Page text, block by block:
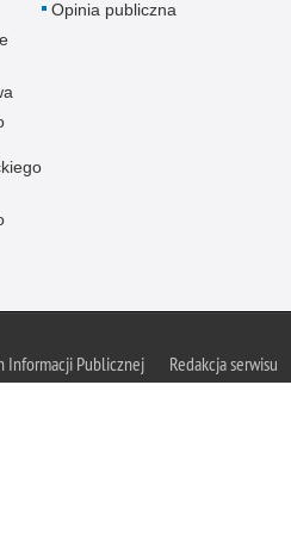
Opinia publiczna
Informacji Publicznej
Redakcja serwisu